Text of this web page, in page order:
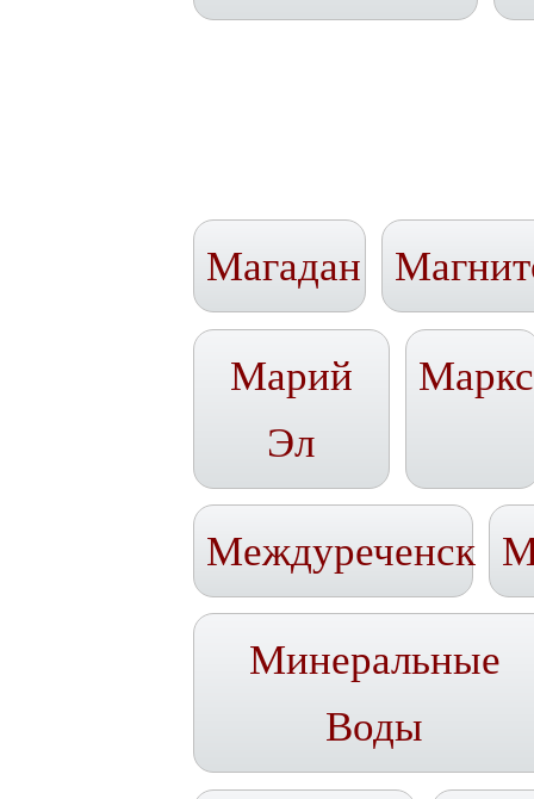
Магадан
Марий
Эл
Маркс
Междуреченск
Минеральные
Воды